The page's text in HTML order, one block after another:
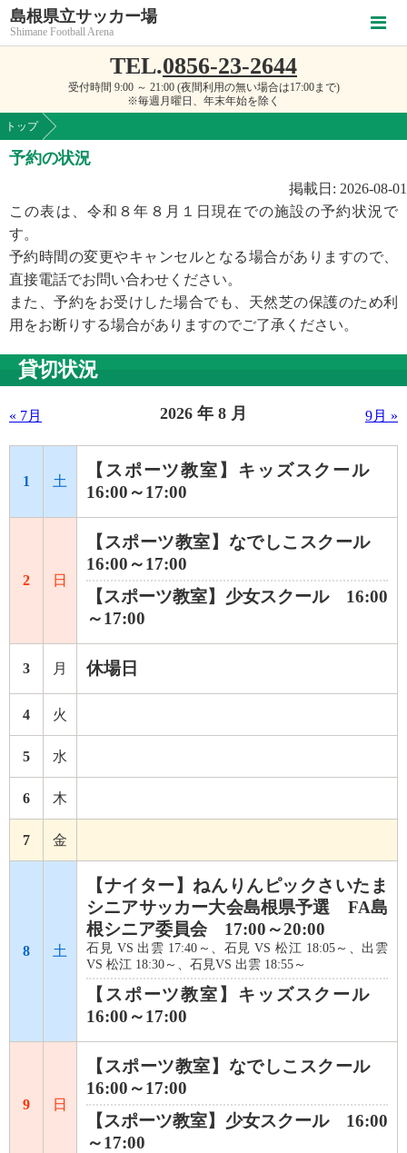
島根県立サッカー場
Shimane Football Arena
TEL.0856-23-2644
受付時間 9:00 ～ 21:00 (夜間利用の無い場合は17:00まで)
※毎週月曜日、年末年始を除く
トップ
予約の状況
掲載日: 2026-08-01
この表は、令和８年８月１日現在での施設の予約状況で
す。
予約時間の変更やキャンセルとなる場合がありますので、
直接電話でお問い合わせください。
また、予約をお受けした場合でも、天然芝の保護のため利
用をお断りする場合がありますのでご了承ください。
貸切状況
« 7月 2026 年 8 月 9月 »
1 土
【スポーツ教室】キッズスクール
16:00～17:00
2 日
【スポーツ教室】なでしこスクール
16:00～17:00
【スポーツ教室】少女スクール 16:00
～17:00
3 月 休場日
4 火
5 水
6 木
7 金
8 土
【ナイター】ねんりんピックさいたま
シニアサッカー大会島根県予選 FA島
根シニア委員会 17:00～20:00
石見 VS 出雲 17:40～、石見 VS 松江 18:05～、出雲
VS 松江 18:30～、石見VS 出雲 18:55～
【スポーツ教室】キッズスクール
16:00～17:00
9 日
【スポーツ教室】なでしこスクール
16:00～17:00
【スポーツ教室】少女スクール 16:00
～17:00